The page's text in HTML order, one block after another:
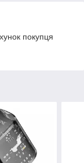
покупця